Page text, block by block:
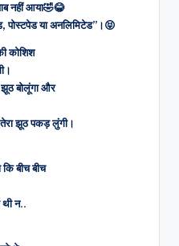
नहीं आया🤣😂
पोस्टपेड या अनलिमिटेड”।😝
कोशिश
बोलूंगा और
झूठ पकड़ लुंगी।
बीच बीच
न..